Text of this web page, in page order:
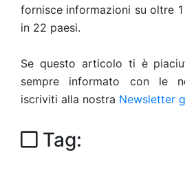
fornisce informazioni su oltre
in 22 paesi.
Se questo articolo ti è
sempre informato con le
iscriviti alla nostra Newsletter
Tag: